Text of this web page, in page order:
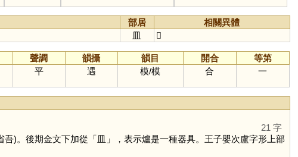
部居
相關異體
皿 𥃈
聲調 韻攝 韻目 開合
等第
平 遇 模/模 合 一
21 字
吾)。後期金文下加從「皿 」，表示爐是一種器具。王子嬰次盧字形上部